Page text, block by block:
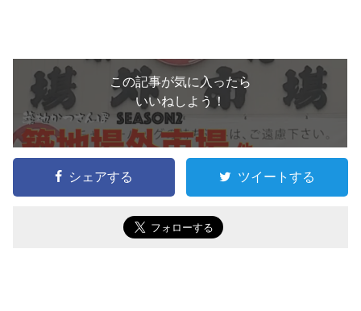
この記事が気に入ったら
いいねしよう！
シェアする ツイートする